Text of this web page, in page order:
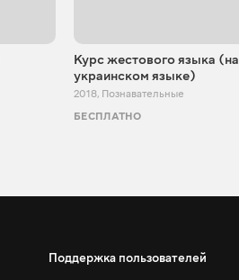
Курс жестового языка (на
украинском языке)
2018, Познавательные
БЕСПЛАТНО
Поддержка пользователей